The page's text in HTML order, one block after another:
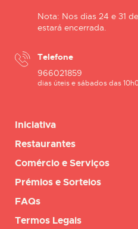
Nota: Nos dias 24 e 31
estará encerrada.
Telefone
966021859
dias úteis e sábados das
Iniciativa
Restaurantes
Comércio e Serviços
Prémios e Sorteios
FAQs
Termos Legais